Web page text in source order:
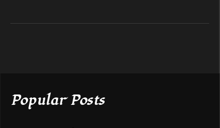
Popular Posts